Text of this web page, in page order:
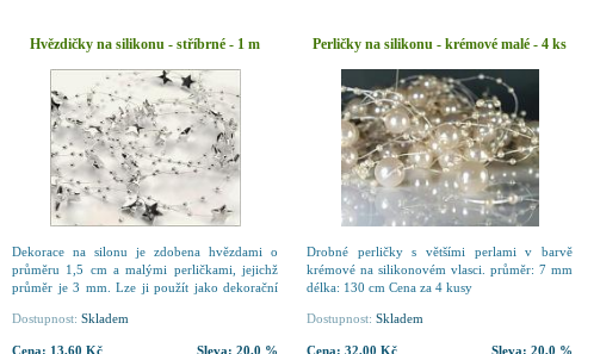
Hvězdičky na silikonu - stříbrné - 1 m
Dekorace na silonu je zdobena hvězdami o
průměru 1,5 cm a malými perličkami, jejichž
průměr je 3 mm. Lze ji použít jako dekorační
tabulí, atd. Cena za 1...
Dostupnost: Skladem
Cena: 13,60 Kč Sleva: 20,0 %
Perličky na silikonu - krémové malé - 4 ks
Drobné perličky s většími perlami v barvě
krémové na silikonovém vlasci. průměr: 7 mm
délka: 130 cm Cena za 4 kusy
Dostupnost: Skladem
Cena: 32,00 Kč Sleva: 20,0 %